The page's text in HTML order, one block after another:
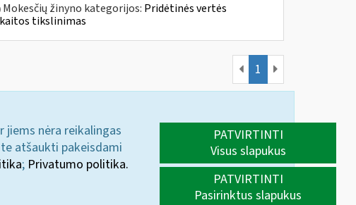
Mokesčių žinyno kategorijos: Pridėtinės vertės
tikslinimas
1
nėra reikalingas
atšaukti pakeisdami
; Privatumo politika.
PATVIRTINTI
Visus slapukus
PATVIRTINTI
Pasirinktus slapukus